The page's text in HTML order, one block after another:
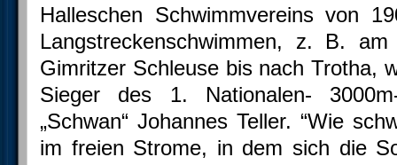
Halleschen Schwimmvereins von
Langstreckenschwimmen, z. B.
Gimritzer Schleuse bis nach Trotha,
Sieger des 1. Nationalen-
„Schwan“ Johannes Teller. “Wie
im freien Strome, in dem sich die